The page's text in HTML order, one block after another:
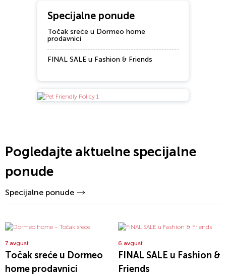
Specijalne ponude
Točak sreće u Dormeo home
prodavnici
FINAL SALE u Fashion & Friends
Pogledajte aktuelne specijalne
ponude
Specijalne ponude
7 avgust
Točak sreće u Dormeo
home prodavnici
6 avgust
FINAL SALE u Fashion &
Friends